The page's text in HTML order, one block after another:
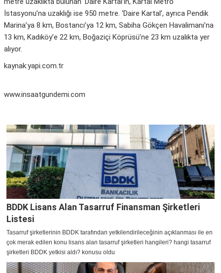
İstasyonu’na uzaklığı ise 950 metre. ‘Daire Kartal’, ayrıca Pendik
Marina’ya 8 km, Bostancı’ya 12 km, Sabiha Gökçen Havalimanı’na
13 km, Kadıköy’e 22 km, Boğaziçi Köprüsü’ne 23 km uzalıkta yer
alıyor.
kaynak:yapi.com.tr
www.insaatgundemi.com
BDDK Lisans Alan Tasarruf Finansman Şirketleri
Listesi
Tasarruf şirketlerinin BDDK tarafından yetkilendirileceğinin açıklanması ile en
çok merak edilen konu lisans alan tasarruf şirketleri hangileri? hangi tasarruf
şirketleri BDDK yetkisi aldı? konusu oldu